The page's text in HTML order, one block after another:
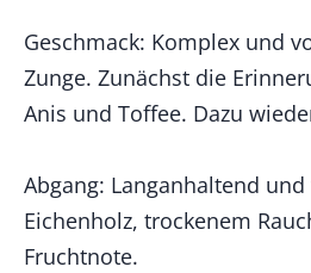
Geschmack: Komplex und
Zunge. Zunächst die
Anis und Toffee. Dazu
Abgang: Langanhaltend
Eichenholz, trockenem
Fruchtnote.